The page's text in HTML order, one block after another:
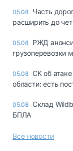
05.08 Часть
расширить до
05.08 РЖД
грузоперевозки
05.08 СК об
области: есть
05.08 Склад
БПЛА
Все новости